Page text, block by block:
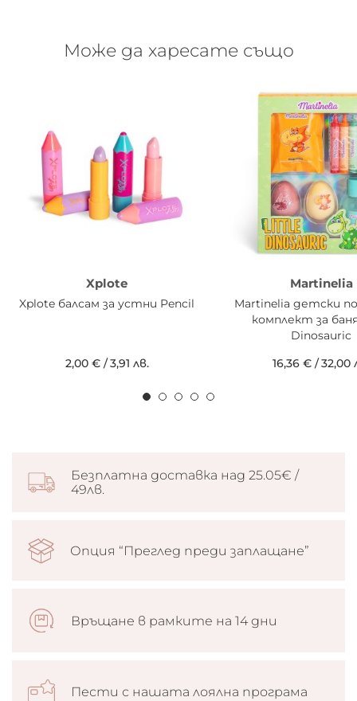
Може да харесате също
Xplote
Xplote балсам за устни Pencil
2,00 €/3,91 лв.
Martinelia
Martinelia детски
комплект за
Dinosauric
16,36 € /32,00
Безплатна доставка над 25.05€ /
49лв.
Опция “Преглед преди заплащане”
Връщане в рамките на 14 дни
Пести с нашата лоялна програма